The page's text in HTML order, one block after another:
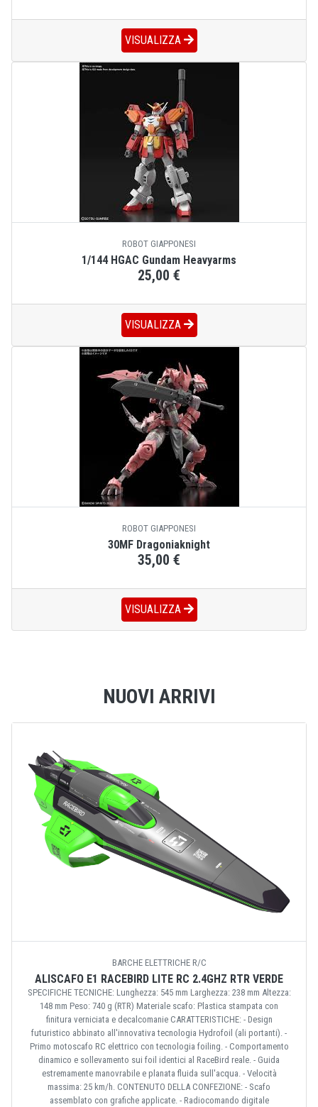
VISUALIZZA
ROBOT GIAPPONESI
1/144 HGAC Gundam Heavyarms
25,00 €
VISUALIZZA
ROBOT GIAPPONESI
30MF Dragoniaknight
35,00 €
VISUALIZZA
NUOVI ARRIVI
BARCHE ELETTRICHE R/C
ALISCAFO E1 RACEBIRD LITE RC 2.4GHZ RTR VERDE
SPECIFICHE TECNICHE: Lunghezza: 545 mm Larghezza: 238 mm Altezza:
148 mm Peso: 740 g (RTR) Materiale scafo: Plastica stampata con
finitura verniciata e decalcomanie CARATTERISTICHE: - Design
futuristico abbinato all'innovativa tecnologia Hydrofoil (ali portanti). -
Primo motoscafo RC elettrico con tecnologia foiling. - Comportamento
dinamico e sollevamento sui foil identici al RaceBird reale. - Guida
estremamente manovrabile e planata fluida sull'acqua. - Velocità
massima: 25 km/h. CONTENUTO DELLA CONFEZIONE: - Scafo
assemblato con grafiche applicate. - Radiocomando digitale